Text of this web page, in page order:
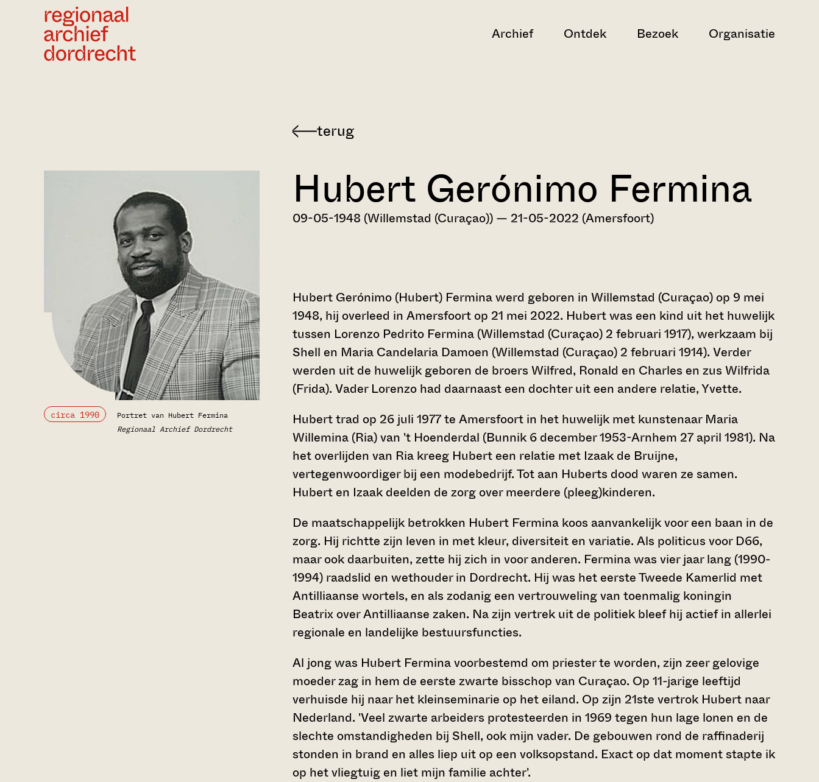
Archief Ontdek Bezoek Organisatie
Terug
Dordts
biografisch
woordenboek
Hubert Gerónimo Fermina
09-05-1948 (Willemstad (Curaçao)) — 21-05-2022 (Amersfoort)
Portret van Hubert Fermina
Regionaal Archief Dordrecht
circa 1990
Hubert Gerónimo (Hubert) Fermina werd geboren in Willemstad (Curaçao) op 9 mei
1948, hij overleed in Amersfoort op 21 mei 2022. Hubert was een kind uit het huwelijk
tussen Lorenzo Pedrito Fermina (Willemstad (Curaçao) 2 februari 1917), werkzaam bij
Shell en Maria Candelaria Damoen (Willemstad (Curaçao) 2 februari 1914). Verder
werden uit de huwelijk geboren de broers Wilfred, Ronald en Charles en zus Wilfrida
(Frida). Vader Lorenzo had daarnaast een dochter uit een andere relatie, Yvette.
Hubert trad op 26 juli 1977 te Amersfoort in het huwelijk met kunstenaar Maria
Willemina (Ria) van 't Hoenderdal (Bunnik 6 december 1953-Arnhem 27 april 1981). Na
het overlijden van Ria kreeg Hubert een relatie met Izaak de Bruijne,
vertegenwoordiger bij een modebedrijf. Tot aan Huberts dood waren ze samen.
Hubert en Izaak deelden de zorg over meerdere (pleeg)kinderen.
De maatschappelijk betrokken Hubert Fermina koos aanvankelijk voor een baan in de
zorg. Hij richtte zijn leven in met kleur, diversiteit en variatie. Als politicus voor D66,
maar ook daarbuiten, zette hij zich in voor anderen. Fermina was vier jaar lang (1990-
1994) raadslid en wethouder in Dordrecht. Hij was het eerste Tweede Kamerlid met
Antilliaanse wortels, en als zodanig een vertrouweling van toenmalig koningin
Beatrix over Antilliaanse zaken. Na zijn vertrek uit de politiek bleef hij actief in allerlei
regionale en landelijke bestuursfuncties.
Al jong was Hubert Fermina voorbestemd om priester te worden, zijn zeer gelovige
moeder zag in hem de eerste zwarte bisschop van Curaçao. Op 11-jarige leeftijd
verhuisde hij naar het kleinseminarie op het eiland. Op zijn 21ste vertrok Hubert naar
Nederland. 'Veel zwarte arbeiders protesteerden in 1969 tegen hun lage lonen en de
slechte omstandigheden bij Shell, ook mijn vader. De gebouwen rond de raffinaderij
stonden in brand en alles liep uit op een volksopstand. Exact op dat moment stapte ik
op het vliegtuig en liet mijn familie achter'.